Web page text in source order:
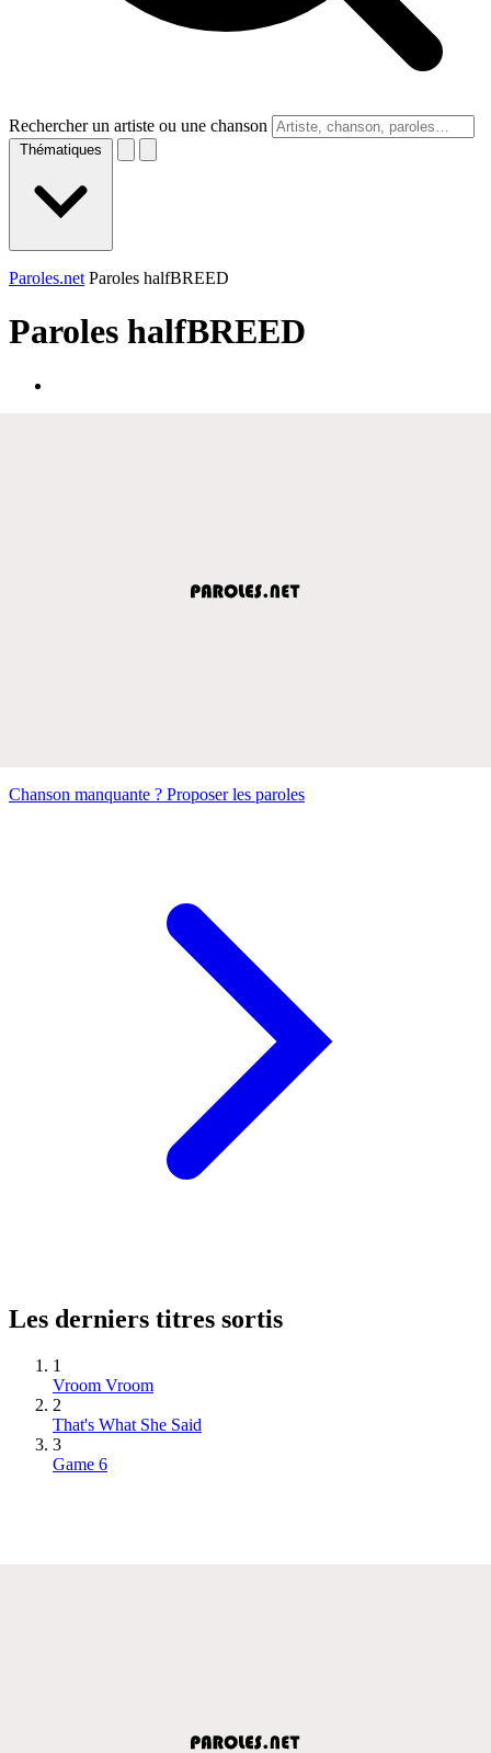
Rechercher un artiste ou une chanson
Thématiques
Paroles.net Paroles halfBREED
Paroles halfBREED
Chanson manquante ? Proposer les paroles
Les derniers titres sortis
1
Vroom Vroom
2
That's What She Said
3
Game 6